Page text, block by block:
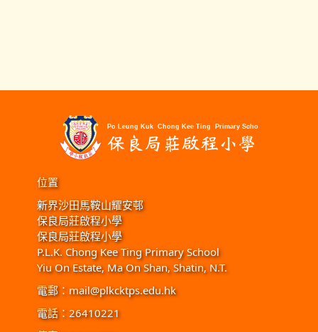
位置
新界沙田馬鞍山耀安邨
保良局莊啟程小學
保良局莊啟程小學
P.L.K. Chong Kee Ting Primary School
Yiu On Estate, Ma On Shan, Shatin, N.T.
電郵： mail@plkcktps.edu.hk
電話：26410221